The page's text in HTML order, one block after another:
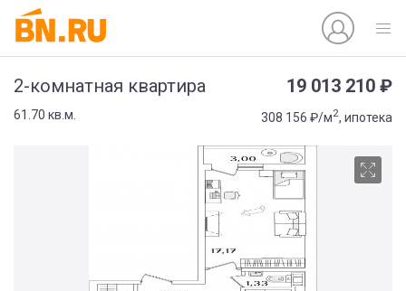
2-комнатная квартира 19 013 210 ₽
61.70 кв.м. 308 156 ₽/м2, ипотека